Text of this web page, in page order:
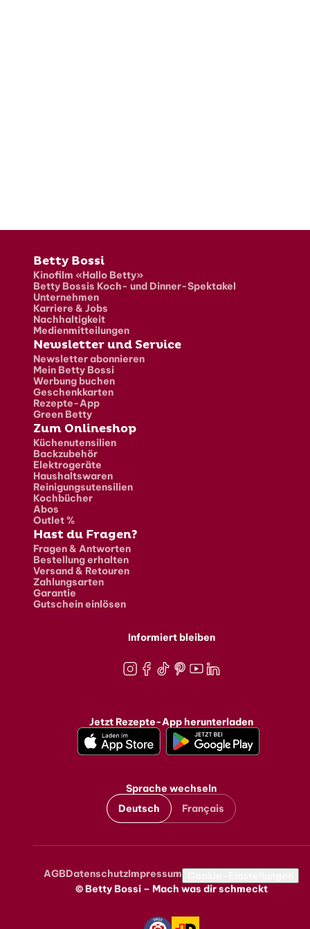
Fusszeile
Betty Bossi
Kinofilm «Hallo Betty»
Betty Bossis Koch- und Dinner-Spektakel
Unternehmen
Karriere & Jobs
Nachhaltigkeit
Medienmitteilungen
Newsletter und Service
Newsletter abonnieren
Mein Betty Bossi
Werbung buchen
Geschenkkarten
Rezepte-App
Green Betty
Zum Onlineshop
Küchenutensilien
Backzubehör
Elektrogeräte
Haushaltswaren
Reinigungsutensilien
Kochbücher
Abos
Outlet %
Hast du Fragen?
Fragen & Antworten
Bestellung erhalten
Versand & Retouren
Zahlungsarten
Garantie
Gutschein einlösen
Informiert bleiben
Jetzt Rezepte-App herunterladen
Sprache wechseln
Deutsch
Français
Metanavigation
AGBDatenschutzImpressum
© Betty Bossi – Mach was dir schmeckt